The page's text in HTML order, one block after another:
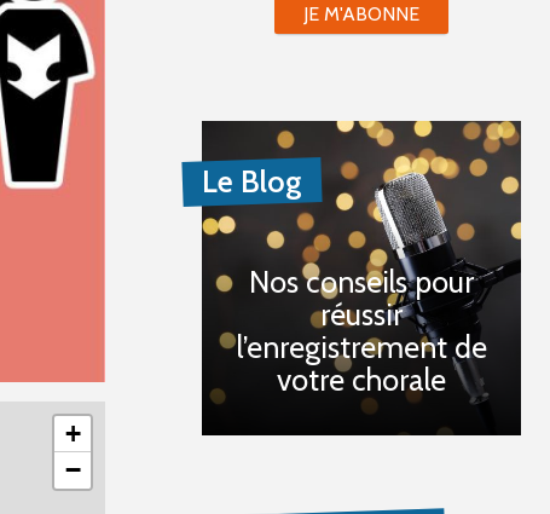
+
−
JE M'ABONNE
Le Blog
Nos conseils pour
réussir
l’enregistrement de
votre chorale